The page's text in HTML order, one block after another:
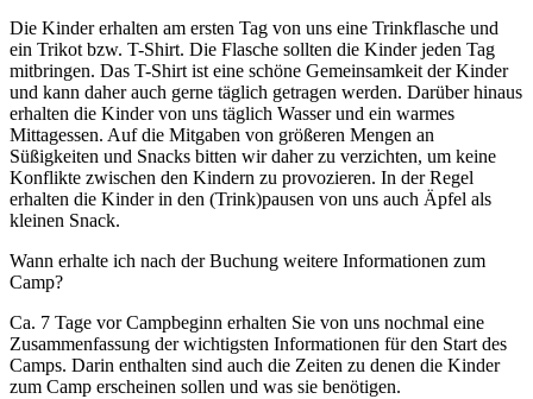
Die Kinder erhalten am ersten Tag von uns eine Trinkflasche und
ein Trikot bzw. T-Shirt. Die Flasche sollten die Kinder jeden Tag
mitbringen. Das T-Shirt ist eine schöne Gemeinsamkeit der Kinder
und kann daher auch gerne täglich getragen werden. Darüber hinaus
erhalten die Kinder von uns täglich Wasser und ein warmes
Mittagessen. Auf die Mitgaben von größeren Mengen an
Süßigkeiten und Snacks bitten wir daher zu verzichten, um keine
Konflikte zwischen den Kindern zu provozieren. In der Regel
erhalten die Kinder in den (Trink)pausen von uns auch Äpfel als
kleinen Snack.
Wann erhalte ich nach der Buchung weitere Informationen zum
Camp?
Ca. 7 Tage vor Campbeginn erhalten Sie von uns nochmal eine
Zusammenfassung der wichtigsten Informationen für den Start des
Camps. Darin enthalten sind auch die Zeiten zu denen die Kinder
zum Camp erscheinen sollen und was sie benötigen.